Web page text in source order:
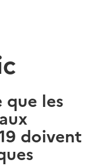
que les
doivent